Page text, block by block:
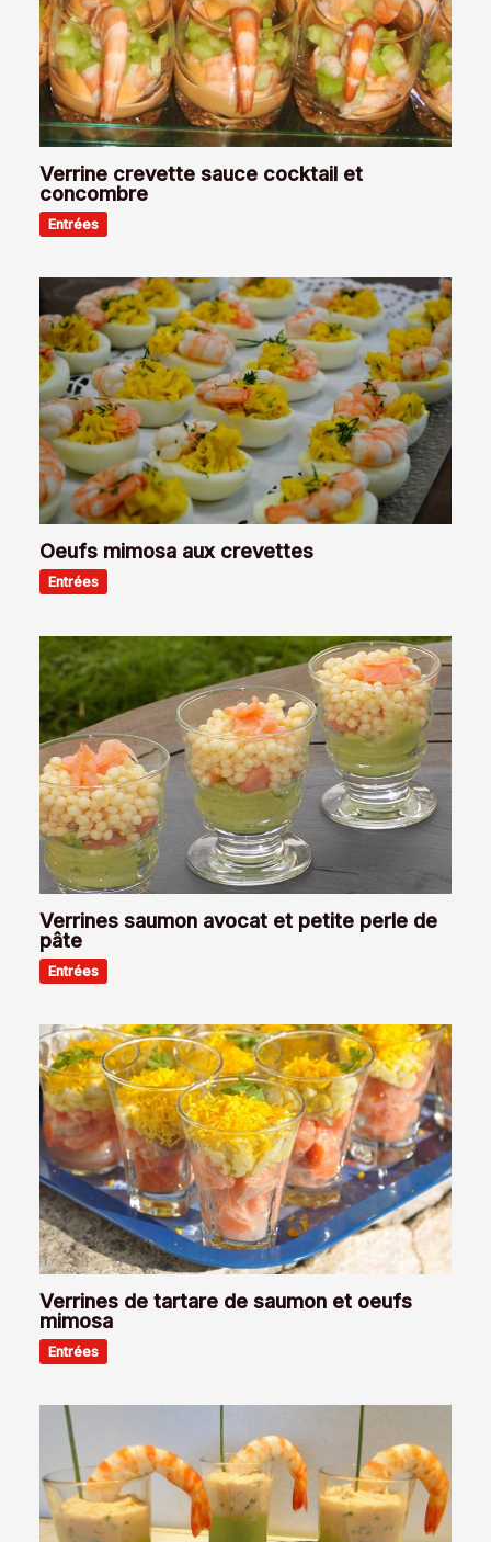
Verrine crevette sauce cocktail et
concombre
Entrées
Oeufs mimosa aux crevettes
Entrées
Verrines saumon avocat et petite perle de
pâte
Entrées
Verrines de tartare de saumon et oeufs
mimosa
Entrées